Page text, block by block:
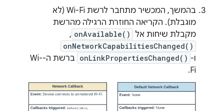
בהמשך, המכשיר מתחבר לרשת Wi-Fi (לא
מוגבלת). הקריאה החוזרת הרגילה מהרשת
מקבלת שיחות אל
onAvailable()
,
onNetworkCapabilitiesChanged()
ו- onLinkPropertiesChanged()
ברשת ה-Wi-
Fi.